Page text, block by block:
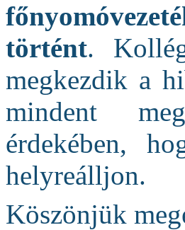
történt.
megkezdik a
mindent
érdekében,
helyreálljon.
Köszönjük